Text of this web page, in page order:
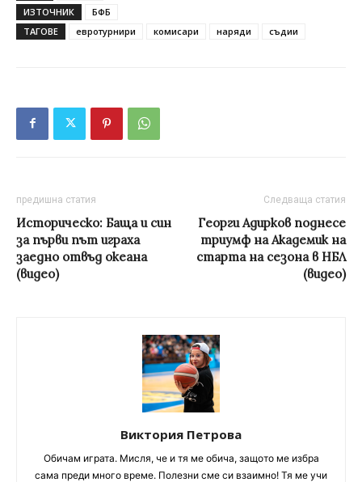
ИЗТОЧНИК
БФБ
ТАГОВЕ
евротурнири комисари наряди съдии
предишна статия
Историческо: Баща и син
за първи път играха
заедно отвъд океана
(видео)
Следваща статия
Георги Адирков поднесе
триумф на Академик на
старта на сезона в НБЛ
(видео)
Виктория Петрова
Обичам играта. Мисля, че и тя ме обича, защото ме избра
сама преди много време. Полезни сме си взаимно! Тя ме учи